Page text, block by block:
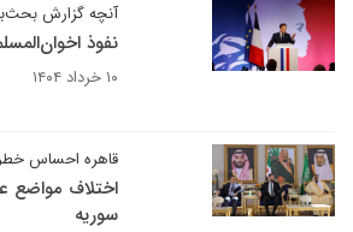
آنچه گزارش
نفوذ
۱۰ خرداد ۱۴۰۴
قاهره احساس
اختلاف مواضع
سوریه